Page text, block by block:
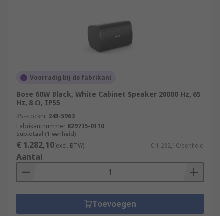
Voorradig bij de fabrikant
Bose 60W Black, White Cabinet Speaker 20000 Hz, 65
Hz, 8 Ω, IP55
RS-stocknr. 248-5963
Fabrikantnummer 829705-0110
Subtotaal (1 eenheid)
€ 1.282,10(excl. BTW) € 1.282,10/eenheid
Aantal
Toevoegen